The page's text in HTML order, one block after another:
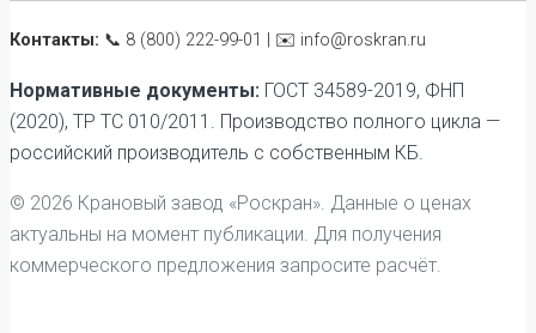
Контакты: 📞 8 (800) 222-99-01 | ✉️ info@roskran.ru
Нормативные документы: ГОСТ 34589-2019, ФНП
(2020), ТР ТС 010/2011. Производство полного цикла —
российский производитель с собственным КБ.
© 2026 Крановый завод «Роскран». Данные о ценах
актуальны на момент публикации. Для получения
коммерческого предложения запросите расчёт.